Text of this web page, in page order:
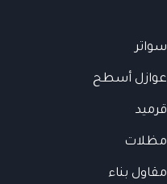
سواتر
عوازل أسطح
قرميد
مظلات
مقاول بناء